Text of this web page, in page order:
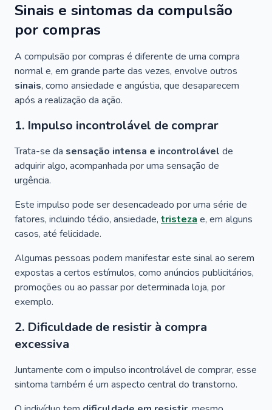
Sinais e sintomas da compulsão
por compras
A compulsão por compras é diferente de uma compra
normal e, em grande parte das vezes, envolve outros
sinais, como ansiedade e angústia, que desaparecem
após a realização da ação.
1. Impulso incontrolável de comprar
Trata-se da sensação intensa e incontrolável de
adquirir algo, acompanhada por uma sensação de
urgência.
Este impulso pode ser desencadeado por uma série de
fatores, incluindo tédio, ansiedade, tristezae, em alguns
casos, até felicidade.
Algumas pessoas podem manifestar este sinal ao serem
expostas a certos estímulos, como anúncios publicitários,
promoções ou ao passar por determinada loja, por
exemplo.
2. Dificuldade de resistir à compra
excessiva
Juntamente com o impulso incontrolável de comprar, esse
sintoma também é um aspecto central do transtorno.